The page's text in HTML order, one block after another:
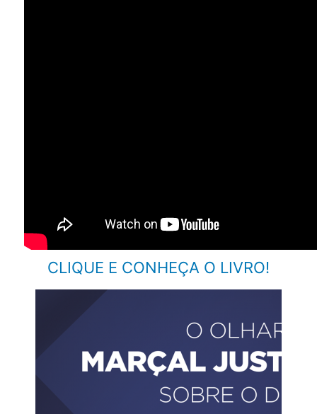
CLIQUE E CONHEÇA O LIVRO!